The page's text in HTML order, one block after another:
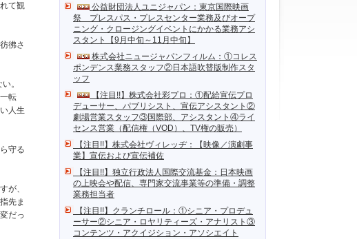
公益財団法人ユニジャパン：東京国際映画
祭 プレスパス・プレスセンター業務及びオープ
ニング・クロージングイベントにかかる業務アシ
スタント【9月中旬～11月中旬】
株式会社ニュージャパンフィルム：①コレス
ポンデンス業務スタッフ②日本語吹替版制作スタ
ッフ
【注目!!】株式会社彩プロ：①配給宣伝プロ
デューサー、パブリシスト、宣伝アシスタント②
劇場営業スタッフ③国際部、アシスタント④ライ
センス営業（配信権（VOD）、TV権の販売）
【注目!!】株式会社ヴィレッヂ：【映像／演劇事
業】宣伝および宣伝補佐
【注目!!】独立行政法人国際交流基金：日本映画
の上映会や配信、専門家交流事業等の準備・調整
業務担当者
【注目!!】クランチロール：①シニア・プロデュ
ーサー②シニア・ロヤリティーズ・アナリスト③
コンテンツ・アクイジション・アソシエイト
て観
彿さ
。
転
人生
守る
が、
先ま
だっ